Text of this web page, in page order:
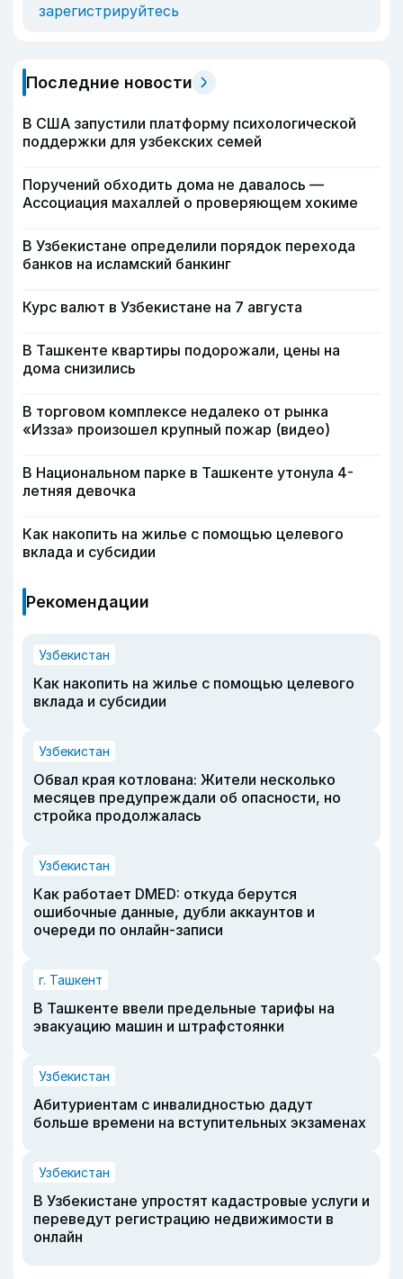
зарегистрируйтесь
Последние новости
В США запустили платформу психологической
поддержки для узбекских семей
Поручений обходить дома не давалось —
Ассоциация махаллей о проверяющем хокиме
В Узбекистане определили порядок перехода
банков на исламский банкинг
Курс валют в Узбекистане на 7 августа
В Ташкенте квартиры подорожали, цены на
дома снизились
В торговом комплексе недалеко от рынка
«Изза» произошел крупный пожар (видео)
В Национальном парке в Ташкенте утонула 4-
летняя девочка
Как накопить на жилье с помощью целевого
вклада и субсидии
Рекомендации
Узбекистан
Как накопить на жилье с помощью целевого
вклада и субсидии
Узбекистан
Обвал края котлована: Жители несколько
месяцев предупреждали об опасности, но
стройка продолжалась
Узбекистан
Как работает DMED: откуда берутся
ошибочные данные, дубли аккаунтов и
очереди по онлайн-записи
г. Ташкент
В Ташкенте ввели предельные тарифы на
эвакуацию машин и штрафстоянки
Узбекистан
Абитуриентам с инвалидностью дадут
больше времени на вступительных экзаменах
Узбекистан
В Узбекистане упростят кадастровые услуги и
переведут регистрацию недвижимости в
онлайн